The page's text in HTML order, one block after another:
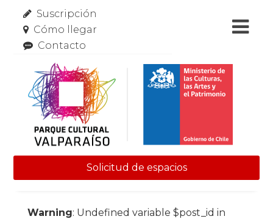
Suscripción
Cómo llegar
Contacto
Solicitud de espacios
Warning: Undefined variable $post_id in